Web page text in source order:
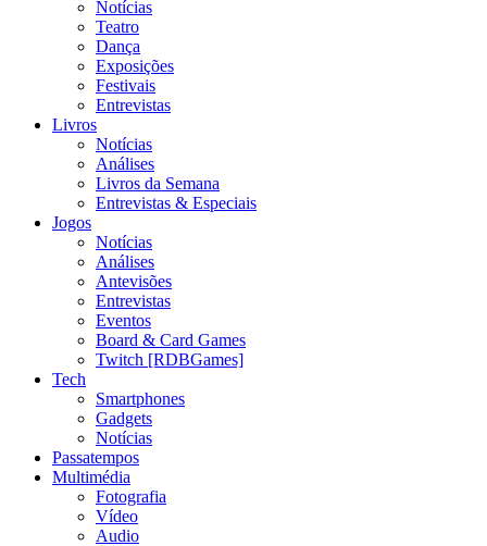
Notícias
Teatro
Dança
Exposições
Festivais
Entrevistas
Livros
Notícias
Análises
Livros da Semana
Entrevistas & Especiais
Jogos
Notícias
Análises
Antevisões
Entrevistas
Eventos
Board & Card Games
Twitch [RDBGames]
Tech
Smartphones
Gadgets
Notícias
Passatempos
Multimédia
Fotografia
Vídeo
Audio